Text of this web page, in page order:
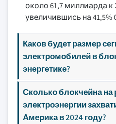
около 61,7 миллиарда к
увеличившись на 41,5%
Каков будет размер
электромобилей в
энергетике?
Сколько блокчейна на
электроэнергии
Америка в 2024 году?